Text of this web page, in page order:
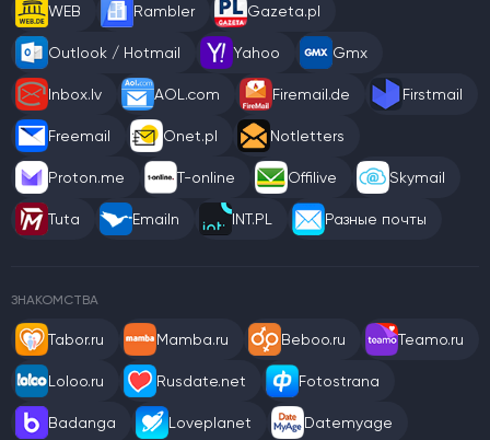
WEB Rambler Gazeta.pl
Outlook / Hotmail Yahoo Gmx
Inbox.lv AOL.com Firemail.de Firstmail
Freemail Onet.pl Notletters
Proton.me T-online Offilive Skymail
Tuta Emailn INT.PL Разные почты
ЗНАКОМСТВА
Tabor.ru Mamba.ru Beboo.ru Teamo.ru
Loloo.ru Rusdate.net Fotostrana
Badanga Loveplanet Datemyage